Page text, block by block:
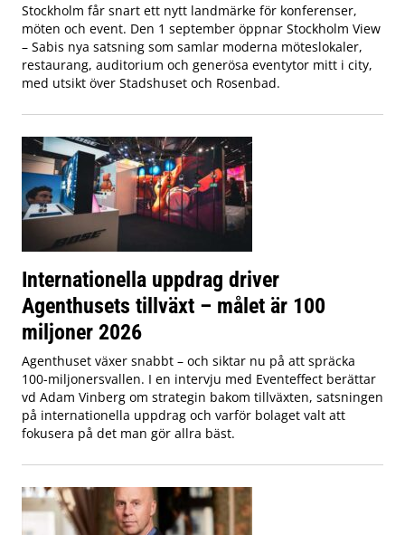
Stockholm får snart ett nytt landmärke för konferenser,
möten och event. Den 1 september öppnar Stockholm View
– Sabis nya satsning som samlar moderna möteslokaler,
restaurang, auditorium och generösa eventytor mitt i city,
med utsikt över Stadshuset och Rosenbad.
Internationella uppdrag driver
Agenthusets tillväxt – målet är 100
miljoner 2026
Agenthuset växer snabbt – och siktar nu på att spräcka
100-miljonersvallen. I en intervju med Eventeffect berättar
vd Adam Vinberg om strategin bakom tillväxten, satsningen
på internationella uppdrag och varför bolaget valt att
fokusera på det man gör allra bäst.